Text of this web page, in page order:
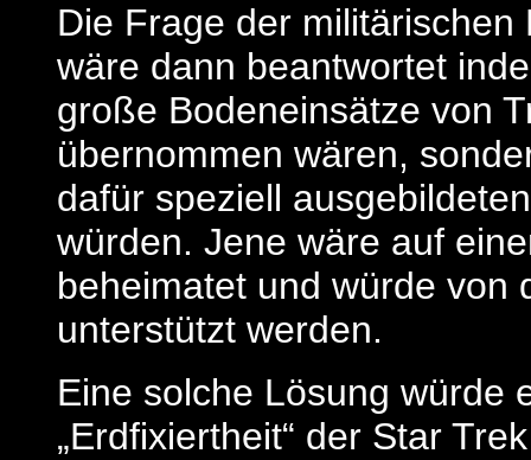
Die Frage der
wäre dann beantwortet
große Bodeneinsätze von
übernommen wären,
dafür speziell
würden. Jene wäre auf
beheimatet und würde von
unterstützt werden.
Eine solche Lösung würde
„Erdfixiertheit“ der Star